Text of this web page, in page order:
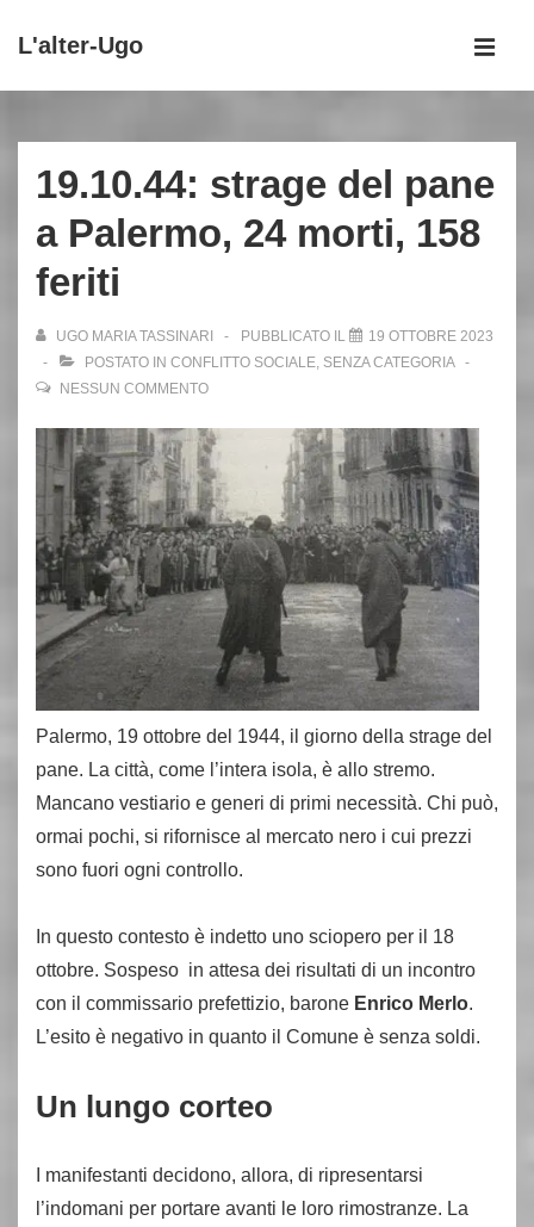
Vai
principale
L'alter-Ugo
principale
19.10.44: strage del pane
a Palermo, 24 morti, 158
feriti
UGO MARIA TASSINARI PUBBLICATO IL
19 OTTOBRE 2023
POSTATO IN CONFLITTO SOCIALE, SENZA CATEGORIA
NESSUN COMMENTO
Palermo, 19 ottobre del 1944, il giorno della strage del
pane. La città, come l’intera isola, è allo stremo.
Mancano vestiario e generi di primi necessità. Chi può,
ormai pochi, si rifornisce al mercato nero i cui prezzi
sono fuori ogni controllo.
In questo contesto è indetto uno sciopero per il 18
ottobre. Sospeso in attesa dei risultati di un incontro
con il commissario prefettizio, barone Enrico Merlo.
L’esito è negativo in quanto il Comune è senza soldi.
Un lungo corteo
I manifestanti decidono, allora, di ripresentarsi
l’indomani per portare avanti le loro rimostranze. La